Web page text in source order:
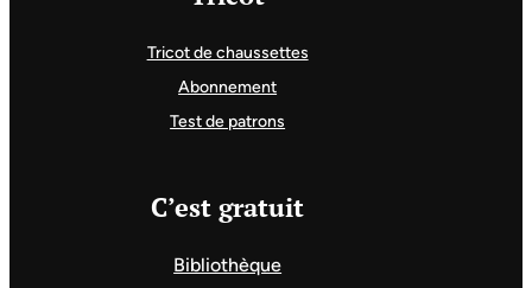
Tricot de chaussettes
Abonnement
Test de patrons
C’est gratuit
Bibliothèque